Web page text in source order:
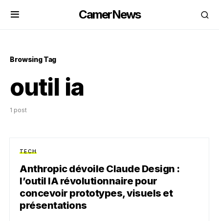
CamerNews
Browsing Tag
outil ia
1 post
TECH
Anthropic dévoile Claude Design :
l’outil IA révolutionnaire pour
concevoir prototypes, visuels et
présentations